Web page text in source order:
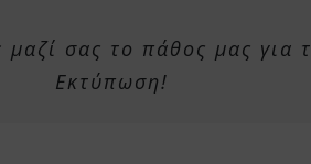
μαζί σας το πάθος μας για
Εκτύπωση!